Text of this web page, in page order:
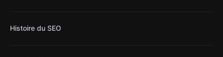
Histoire du SEO